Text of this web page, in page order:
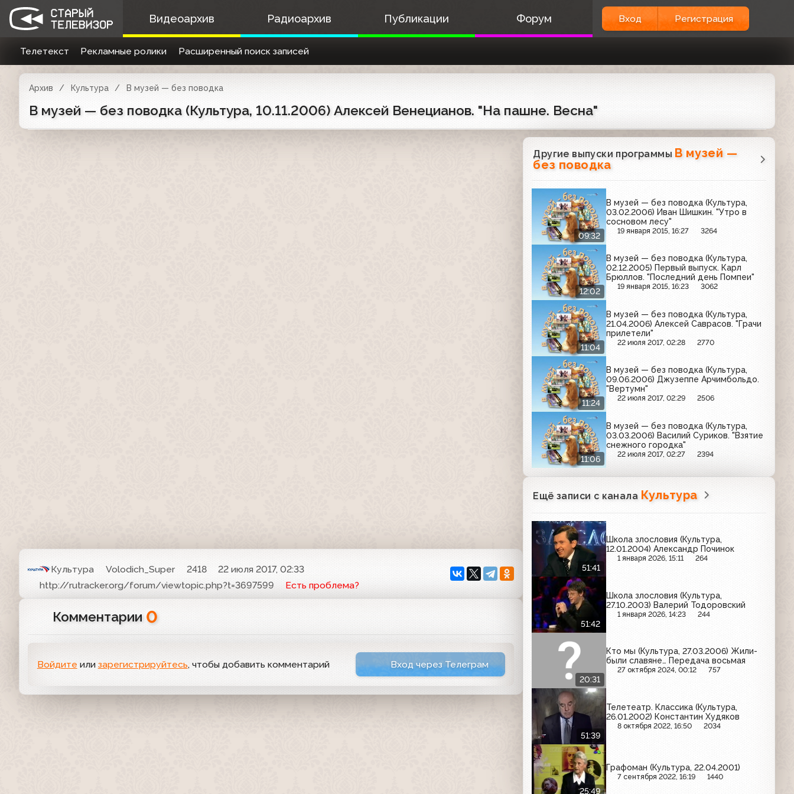
Видеоархив Радиоархив Публикации Форум Вход Регистрация
Телетекст Рекламные ролики Расширенный поиск записей
Архив Культура В музей — без поводка
В музей — без поводка (Культура, 10.11.2006) Алексей Венецианов. "На пашне. Весна"
Культура Volodich_Super 2418
22 июля 2017, 02:33
http://rutracker.org/forum/viewtopic.php?t=3697599
Есть проблема?
Комментарии 0
Войдите или зарегистрируйтесь, чтобы добавить комментарий Вход через Телеграм
Другие выпуски программы В музей —
без поводка
09:32
В музей — без поводка (Культура,
03.02.2006) Иван Шишкин. "Утро в
сосновом лесу"
19 января 2015, 16:27 3264
12:02
В музей — без поводка (Культура,
02.12.2005) Первый выпуск. Карл
Брюллов. "Последний день Помпеи"
19 января 2015, 16:23 3062
11:04
В музей — без поводка (Культура,
21.04.2006) Алексей Саврасов. "Грачи
прилетели"
22 июля 2017, 02:28 2770
11:24
В музей — без поводка (Культура,
09.06.2006) Джузеппе Арчимбольдо.
"Вертумн"
22 июля 2017, 02:29 2506
11:06
В музей — без поводка (Культура,
03.03.2006) Василий Суриков. "Взятие
снежного городка"
22 июля 2017, 02:27 2394
Ещё записи с канала Культура
51:41
Школа злословия (Культура,
12.01.2004) Александр Починок
1 января 2026, 15:11 264
51:42
Школа злословия (Культура,
27.10.2003) Валерий Тодоровский
1 января 2026, 14:23 244
20:31
Кто мы (Культура, 27.03.2006) Жили-
были славяне… Передача восьмая
27 октября 2024, 00:12 757
51:39
Телетеатр. Классика (Культура,
26.01.2002) Константин Худяков
8 октября 2022, 16:50 2034
25:49
Графоман (Культура, 22.04.2001)
7 сентября 2022, 16:19 1440